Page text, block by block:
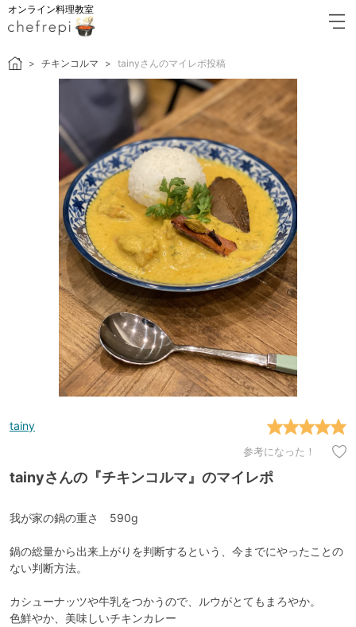
オンライン料理教室
チキンコルマ tainyさんのマイレポ投稿
tainy
参考になった！
tainyさんの『チキンコルマ』のマイレポ
我が家の鍋の重さ 590g
鍋の総量から出来上がりを判断するという、今までにやったことの
ない判断方法。
カシューナッツや牛乳をつかうので、ルウがとてもまろやか。
色鮮やか、美味しいチキンカレー